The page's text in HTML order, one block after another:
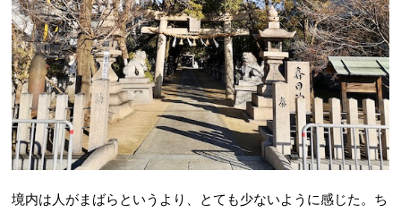
境内は人がまばらというより、とても少ないように感じた。ち